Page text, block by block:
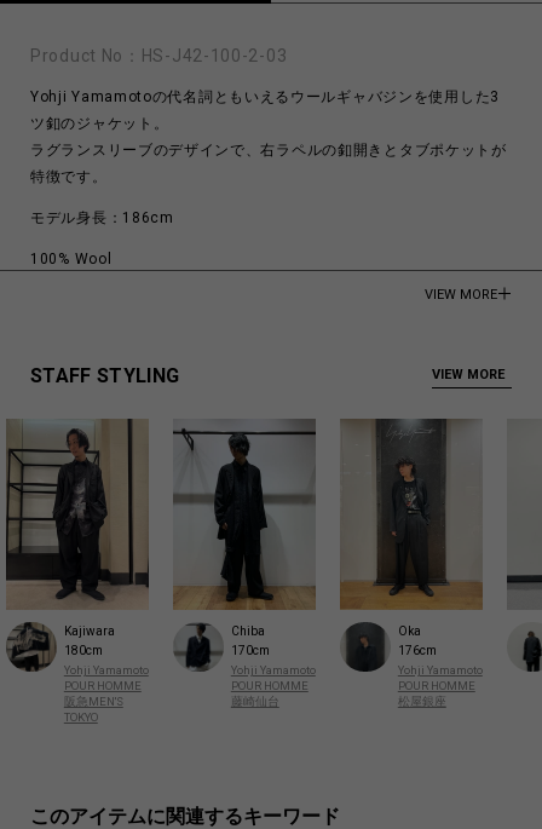
Product No： HS-J42-100-2-03
Yohji Yamamotoの代名詞ともいえるウールギャバジンを使用した3
ツ釦のジャケット。
ラグランスリーブのデザインで、右ラペルの釦開きとタブポケットが
特徴です。
モデル身長：186cm
100% Wool
VIEW MORE
STAFF STYLING VIEW MORE
Kajiwara
180cm
Yohji Yamamoto
POUR HOMME
阪急MEN'S
TOKYO
Chiba
170cm
Yohji Yamamoto
POUR HOMME
藤崎仙台
Oka
176cm
Yohji Yamamoto
POUR HOMME
松屋銀座
このアイテムに関連するキーワード